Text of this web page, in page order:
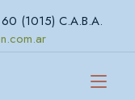
(1015) C.A.B.A.